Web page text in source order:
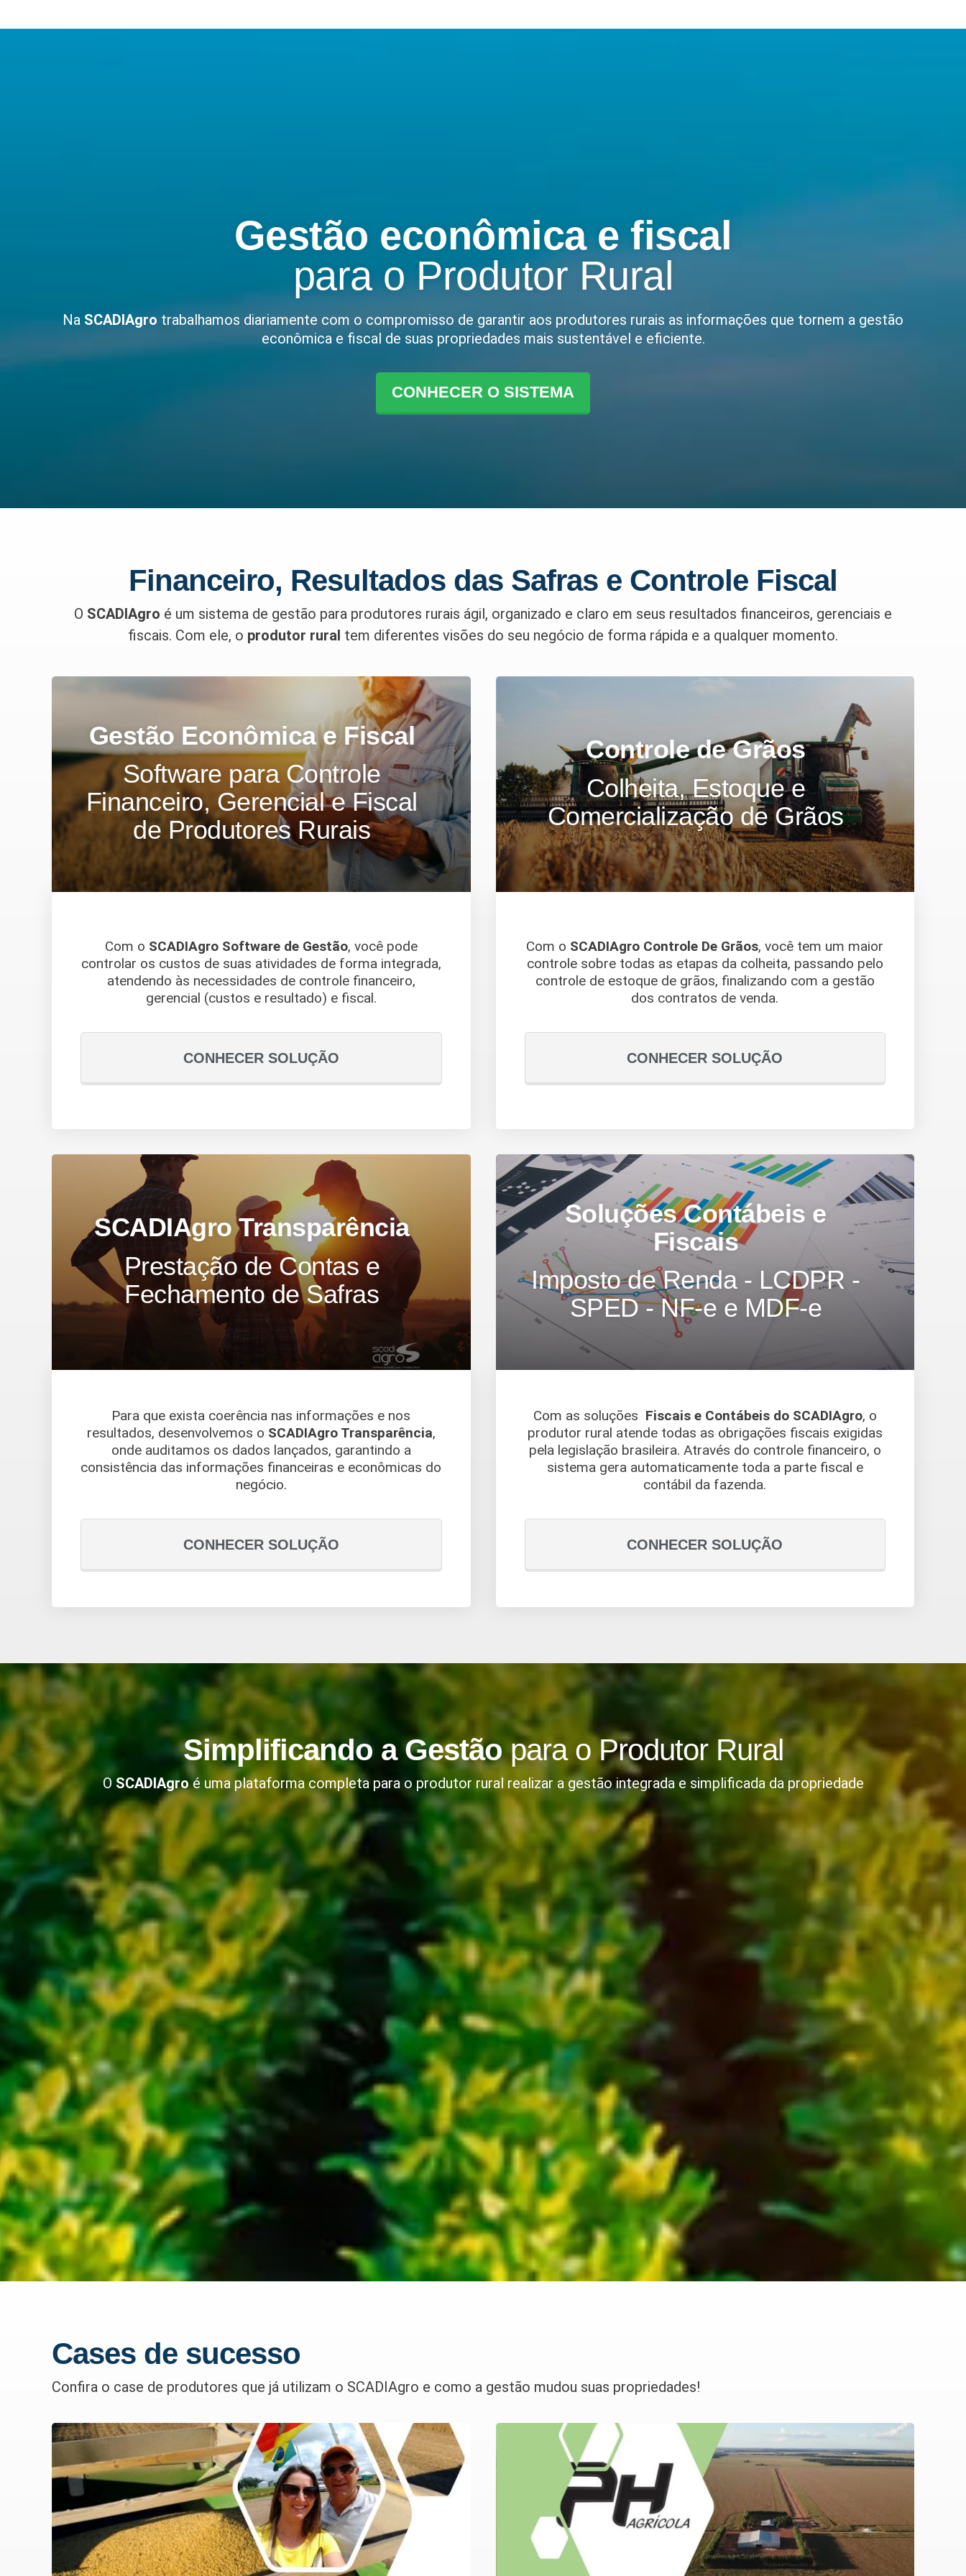
Gestão econômica e fiscal
para o Produtor Rural
Na SCADIAgro trabalhamos diariamente com o compromisso de garantir aos produtores rurais as informações que tornem a gestão
econômica e fiscal de suas propriedades mais sustentável e eficiente.
CONHECER O SISTEMA
Financeiro, Resultados das Safras e Controle Fiscal
O SCADIAgro é um sistema de gestão para produtores rurais ágil, organizado e claro em seus resultados financeiros, gerenciais e
fiscais. Com ele, o produtor rural tem diferentes visões do seu negócio de forma rápida e a qualquer momento.
Gestão Econômica e Fiscal
Software para Controle
Financeiro, Gerencial e Fiscal
de Produtores Rurais
Com o SCADIAgro Software de Gestão, você pode
controlar os custos de suas atividades de forma integrada,
atendendo às necessidades de controle financeiro,
gerencial (custos e resultado) e fiscal.
CONHECER SOLUÇÃO
Controle de Grãos
Colheita, Estoque e
Comercialização de Grãos
Com o SCADIAgro Controle De Grãos, você tem um maior
controle sobre todas as etapas da colheita, passando pelo
controle de estoque de grãos, finalizando com a gestão
dos contratos de venda.
CONHECER SOLUÇÃO
SCADIAgro Transparência
Prestação de Contas e
Fechamento de Safras
Para que exista coerência nas informações e nos
resultados, desenvolvemos o SCADIAgro Transparência,
onde auditamos os dados lançados, garantindo a
consistência das informações financeiras e econômicas do
negócio.
CONHECER SOLUÇÃO
Soluções Contábeis e
Fiscais
Imposto de Renda - LCDPR -
SPED - NF-e e MDF-e
Com as soluções Fiscais e Contábeis do SCADIAgro, o
produtor rural atende todas as obrigações fiscais exigidas
pela legislação brasileira. Através do controle financeiro, o
sistema gera automaticamente toda a parte fiscal e
contábil da fazenda.
CONHECER SOLUÇÃO
Simplificando a Gestãopara o Produtor Rural
OSCADIAgroé uma plataforma completa para o produtor rural realizar a gestão integrada e simplificada da propriedade
Cases de sucesso
Confira o case de produtores que já utilizam o SCADIAgro e como a gestão mudou suas propriedades!